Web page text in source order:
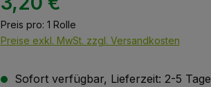
Preis pro: 1 Rolle
Preise exkl. MwSt. zzgl. Versandkosten
Sofort verfügbar, Lieferzeit: 2-5 Tage